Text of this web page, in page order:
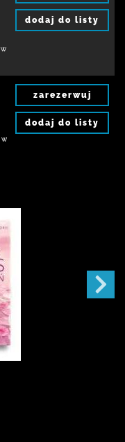
w
dodaj do listy
w
zarezerwuj
dodaj do listy